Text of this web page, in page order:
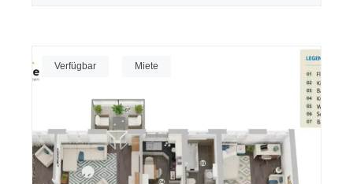
Verfügbar Miete